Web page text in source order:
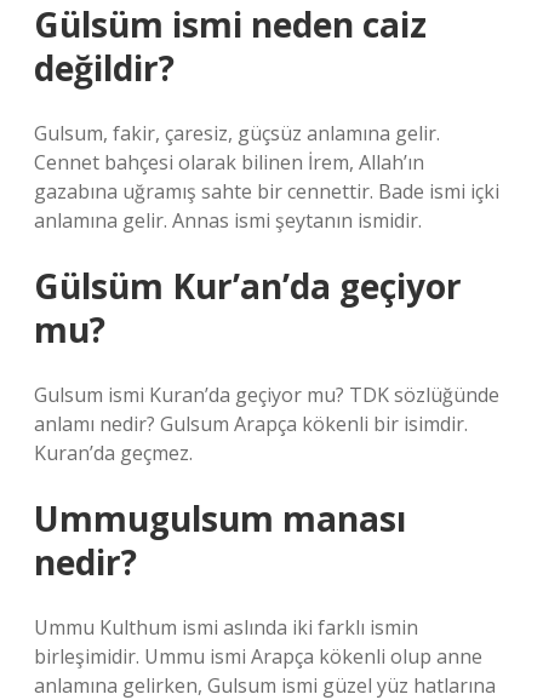
Gülsüm ismi neden caiz
değildir?
Gulsum, fakir, çaresiz, güçsüz anlamına gelir.
Cennet bahçesi olarak bilinen İrem, Allah’ın
gazabına uğramış sahte bir cennettir. Bade ismi içki
anlamına gelir. Annas ismi şeytanın ismidir.
Gülsüm Kur’an’da geçiyor
mu?
Gulsum ismi Kuran’da geçiyor mu? TDK sözlüğünde
anlamı nedir? Gulsum Arapça kökenli bir isimdir.
Kuran’da geçmez.
Ummugulsum manası
nedir?
Ummu Kulthum ismi aslında iki farklı ismin
birleşimidir. Ummu ismi Arapça kökenli olup anne
anlamına gelirken, Gulsum ismi güzel yüz hatlarına